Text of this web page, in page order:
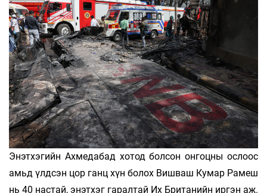
Энэтхэгийн Ахмедабад хотод болсон онгоцны ослоос
амьд үлдсэн цор ганц хүн болох Вишваш Кумар Рамеш
нь 40 настай, энэтхэг гаралтай Их Британийн иргэн аж.